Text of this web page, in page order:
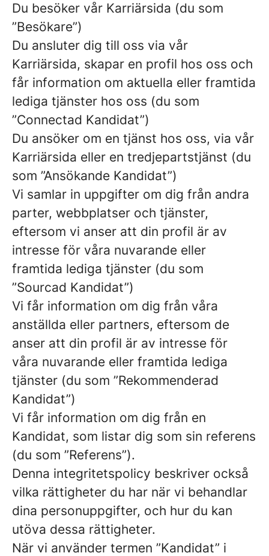
Du besöker vår Karriärsida (du som
”Besökare”)
Du ansluter dig till oss via vår
Karriärsida, skapar en profil hos oss och
får information om aktuella eller framtida
lediga tjänster hos oss (du som
”Connectad Kandidat”)
Du ansöker om en tjänst hos oss, via vår
Karriärsida eller en tredjepartstjänst (du
som ”Ansökande Kandidat”)
Vi samlar in uppgifter om dig från andra
parter, webbplatser och tjänster,
eftersom vi anser att din profil är av
intresse för våra nuvarande eller
framtida lediga tjänster (du som
”Sourcad Kandidat”)
Vi får information om dig från våra
anställda eller partners, eftersom de
anser att din profil är av intresse för
våra nuvarande eller framtida lediga
tjänster (du som ”Rekommenderad
Kandidat”)
Vi får information om dig från en
Kandidat, som listar dig som sin referens
(du som ”Referens”).
Denna integritetspolicy beskriver också
vilka rättigheter du har när vi behandlar
dina personuppgifter, och hur du kan
utöva dessa rättigheter.
När vi använder termen ”Kandidat” i